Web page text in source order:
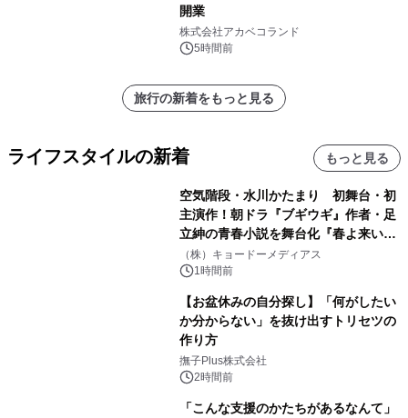
開業
株式会社アカベコランド
5時間前
旅行の新着をもっと見る
ライフスタイルの新着 もっと見る
空気階段・水川かたまり 初舞台・初
主演作！朝ドラ『ブギウギ』作者・足
立紳の青春小説を舞台化『春よ来い、
マジで来い』キービジュアル解禁！
（株）キョードーメディアス
1時間前
【お盆休みの自分探し】「何がしたい
か分からない」を抜け出すトリセツの
作り方
撫子Plus株式会社
2時間前
「こんな支援のかたちがあるなんて」